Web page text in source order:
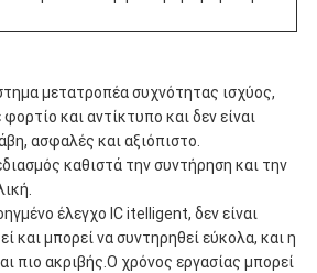
μετατροπέα συχνότητας ισχύος,
και αντίκτυπο και δεν είναι
ασφαλές και αξιόπιστο.
καθιστά την συντήρηση και την
έλεγχο IC itelligent, δεν είναι
και μπορεί να συντηρηθεί εύκολα, και η
πιο ακριβής.Ο χρόνος εργασίας μπορεί